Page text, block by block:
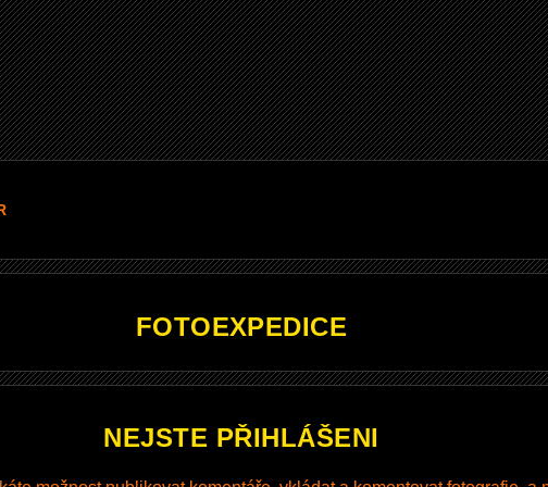
FOTOEXPEDICE
NEJSTE PŘIHLÁŠENI